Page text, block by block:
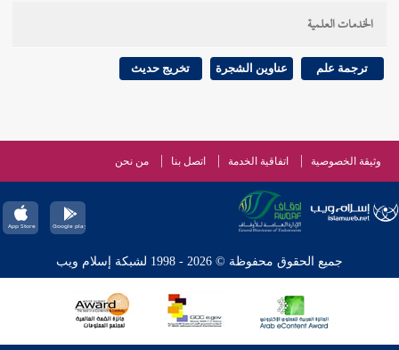
الخدمات العلمية
ترجمة علم عناوين الشجرة تخريج حديث
وثيقة الخصوصية اتفاقية الخدمة اتصل بنا من نحن
جميع الحقوق محفوظة © 2026 - 1998 لشبكة إسلام ويب